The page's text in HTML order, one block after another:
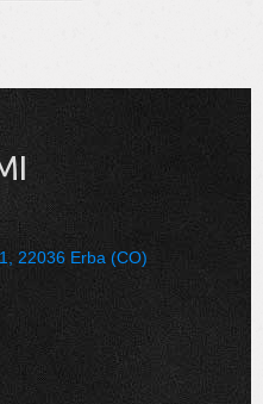
22036 Erba (CO)